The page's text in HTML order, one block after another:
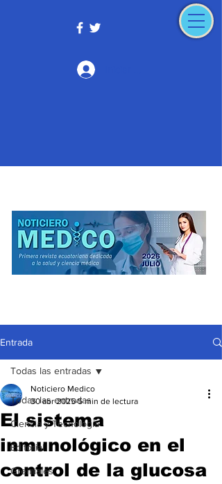
Entrada
Todas las entradas
Ciencia y Tecnología
Editorial
Gremiales
Todas las entradas
El sistema
inmunológico en el
control de la glucosa
Noticiero Medico
30 abr 2025 5 min de lectura